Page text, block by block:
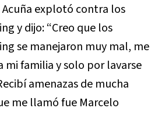
explotó contra los
y dijo: “Creo que los
se manejaron muy mal, me
mi familia y solo por lavarse
amenazas de mucha
me llamó fue Marcelo